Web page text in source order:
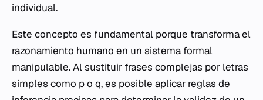
individual.
Este concepto es fundamental porque transforma el
razonamiento humano en un sistema formal
manipulable. Al sustituir frases complejas por letras
simples como po q, es posible aplicar reglas de